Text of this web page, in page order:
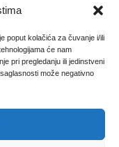
poput kolačića za čuvanje i/ili
će nam
pri pregledanju ili jedinstveni
može negativno